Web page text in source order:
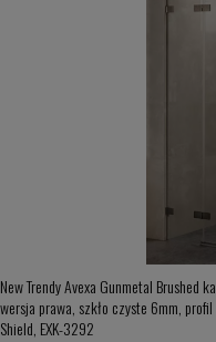
New Trendy Avexa Gunmetal Brushed
wersja prawa, szkło czyste 6mm,
Shield, EXK-3292